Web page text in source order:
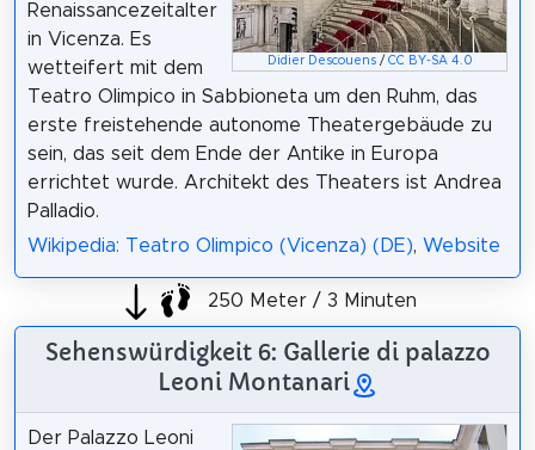
Didier Descouens/ CC BY-SA 4.0
Renaissancezeitalter
in Vicenza. Es
wetteifert mit dem
Teatro Olimpico in Sabbioneta um den Ruhm, das
erste freistehende autonome Theatergebäude zu
sein, das seit dem Ende der Antike in Europa
errichtet wurde. Architekt des Theaters ist Andrea
Palladio.
Wikipedia: Teatro Olimpico (Vicenza) (DE), Website
250 Meter / 3 Minuten
Sehenswürdigkeit 6: Gallerie di palazzo
Leoni Montanari
Der Palazzo Leoni